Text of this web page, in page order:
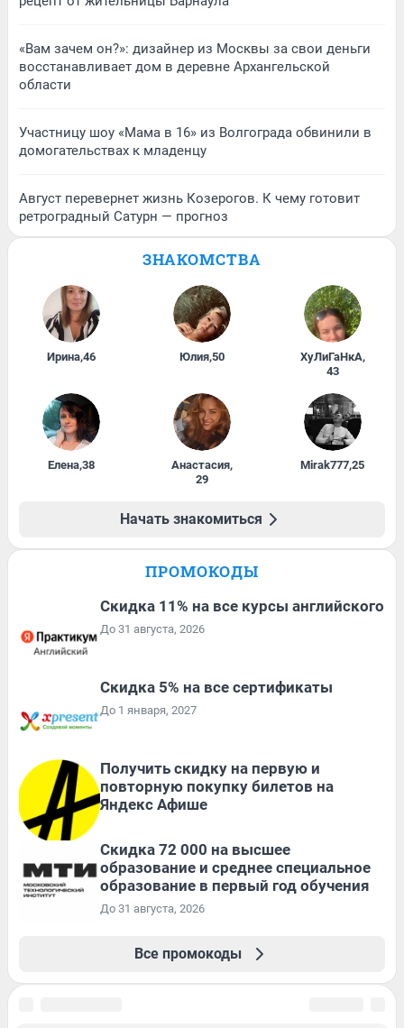
«Вам зачем он?»: дизайнер из Москвы за свои деньги
восстанавливает дом в деревне Архангельской
области
Участницу шоу «Мама в 16» из Волгограда обвинили в
домогательствах к младенцу
Август перевернет жизнь Козерогов. К чему готовит
ретроградный Сатурн — прогноз
ЗНАКОМСТВА
Ирина,46 Юлия,50 ХуЛиГаНкА,
43
Елена,38 Анастасия,
29
Mirak777,25
Начать знакомиться
ПРОМОКОДЫ
Скидка 11% на все курсы английского
До 31 августа, 2026
Скидка 5% на все сертификаты
До 1 января, 2027
Получить скидку на первую и
повторную покупку билетов на
Яндекс Афише
Скидка 72 000 на высшее
образование и среднее специальное
образование в первый год обучения
До 31 августа, 2026
Все промокоды